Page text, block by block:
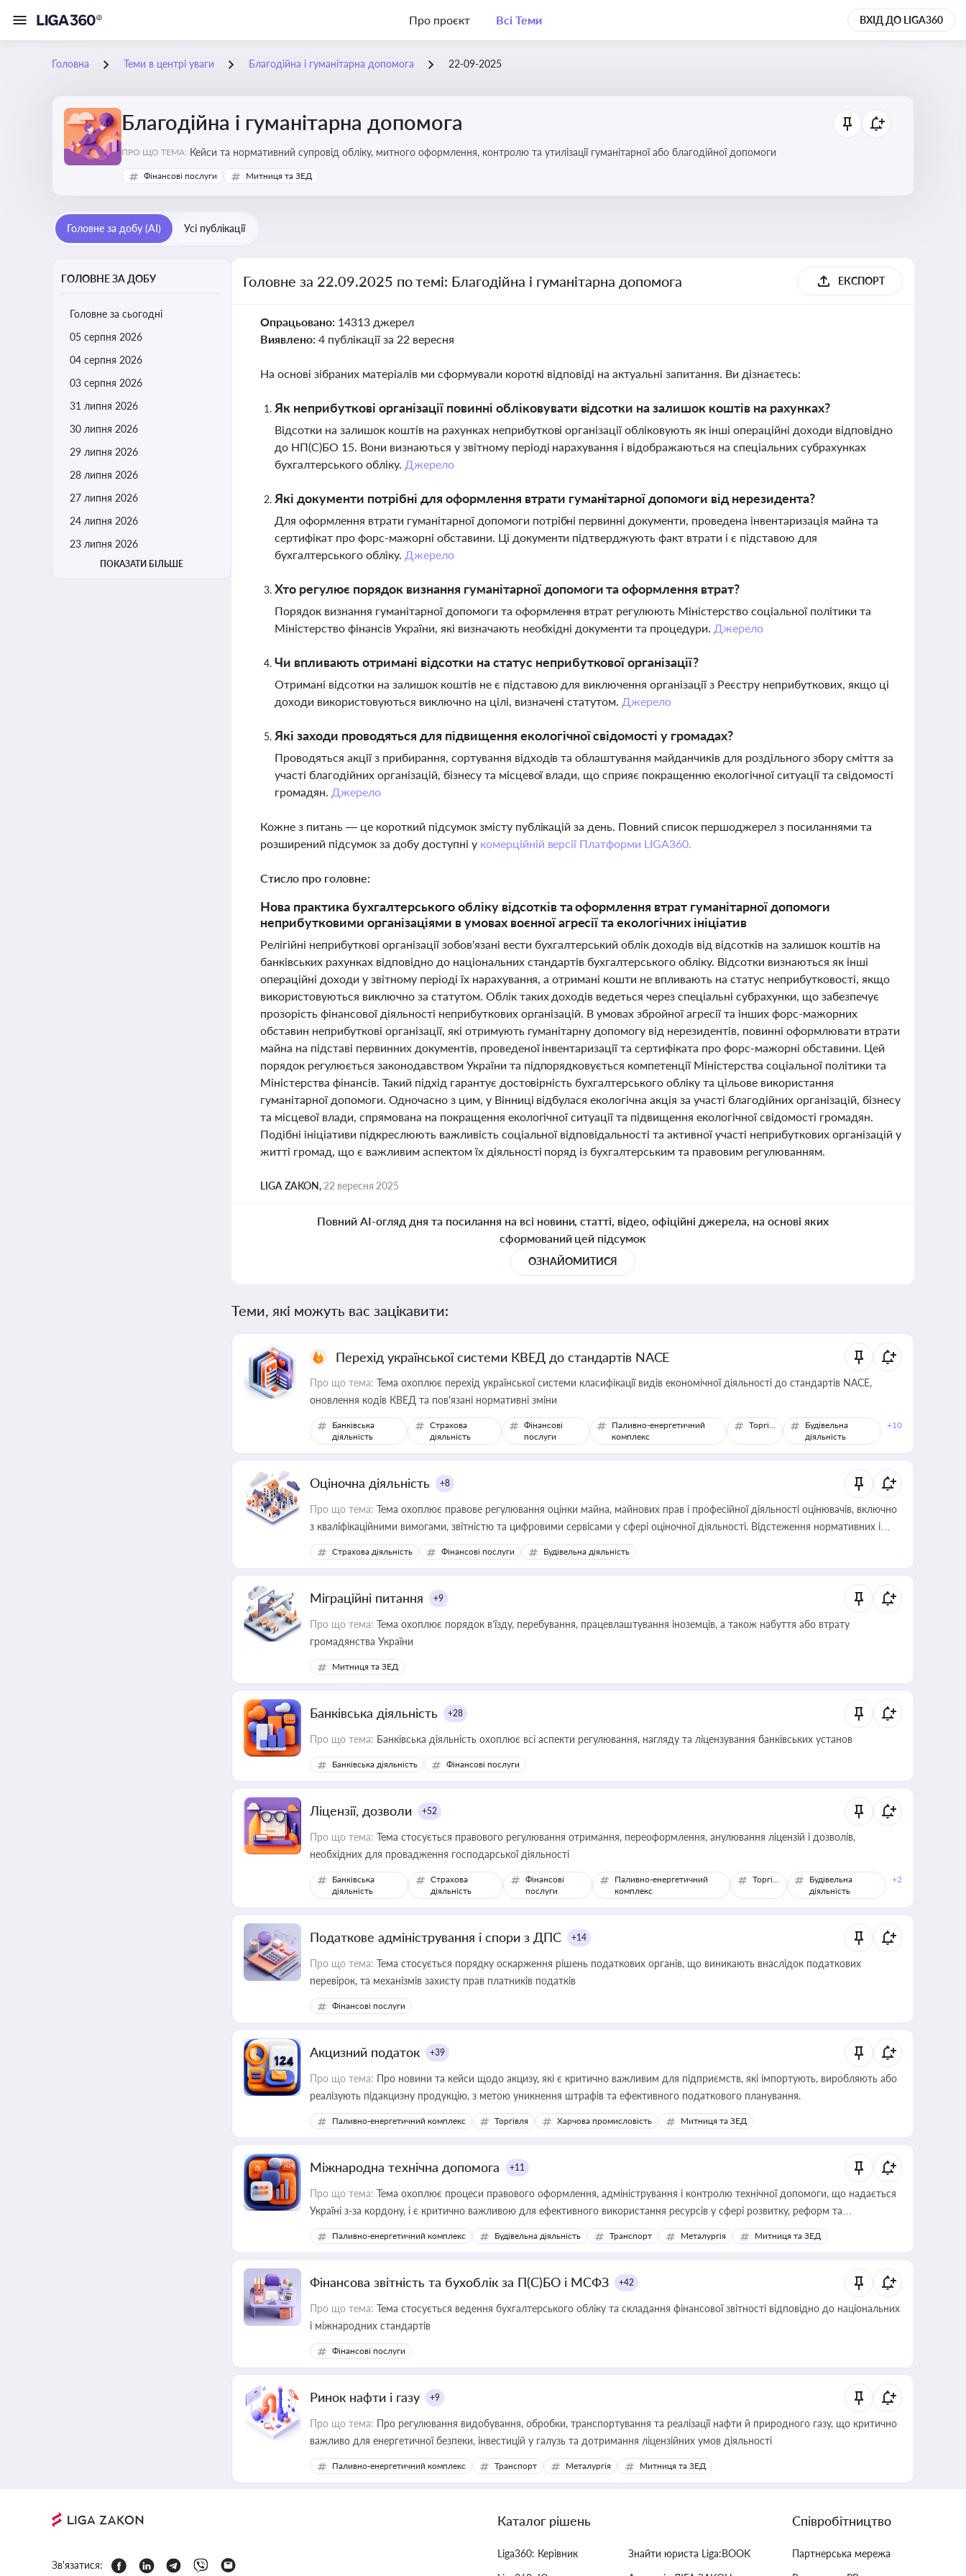
Про проєкт Всі Теми ВХІД ДО LIGA360
Головна Теми в центрі уваги Благодійна і гуманітарна допомога 22-09-2025
Благодійна і гуманітарна допомога
ПРО ЩО ТЕМА: Кейси та нормативний супровід обліку, митного оформлення, контролю та утилізації гуманітарної або благодійної допомоги
Фінансові послуги Митниця та ЗЕД
Головне за добу (AI) Усі публікації
ГОЛОВНЕ ЗА ДОБУ
Головне за сьогодні
05 серпня 2026
04 серпня 2026
03 серпня 2026
31 липня 2026
30 липня 2026
29 липня 2026
28 липня 2026
27 липня 2026
24 липня 2026
23 липня 2026
ПОКАЗАТИ БІЛЬШЕ
Головне за 22.09.2025 по темі: Благодійна і гуманітарна допомога ЕКСПОРТ
Опрацьовано: 14313 джерел
Виявлено: 4 публікації за 22 вересня
На основі зібраних матеріалів ми сформували короткі відповіді на актуальні запитання. Ви дізнаєтесь:
Як неприбуткові організації повинні обліковувати відсотки на залишок коштів на рахунках?
Відсотки на залишок коштів на рахунках неприбуткові організації обліковують як інші операційні доходи відповідно
до НП(С)БО 15. Вони визнаються у звітному періоді нарахування і відображаються на спеціальних субрахунках
бухгалтерського обліку. Джерело
Які документи потрібні для оформлення втрати гуманітарної допомоги від нерезидента?
Для оформлення втрати гуманітарної допомоги потрібні первинні документи, проведена інвентаризація майна та
сертифікат про форс-мажорні обставини. Ці документи підтверджують факт втрати і є підставою для
бухгалтерського обліку. Джерело
Хто регулює порядок визнання гуманітарної допомоги та оформлення втрат?
Порядок визнання гуманітарної допомоги та оформлення втрат регулюють Міністерство соціальної політики та
Міністерство фінансів України, які визначають необхідні документи та процедури. Джерело
Чи впливають отримані відсотки на статус неприбуткової організації?
Отримані відсотки на залишок коштів не є підставою для виключення організації з Реєстру неприбуткових, якщо ці
доходи використовуються виключно на цілі, визначені статутом. Джерело
Які заходи проводяться для підвищення екологічної свідомості у громадах?
Проводяться акції з прибирання, сортування відходів та облаштування майданчиків для роздільного збору сміття за
участі благодійних організацій, бізнесу та місцевої влади, що сприяє покращенню екологічної ситуації та свідомості
громадян. Джерело
Кожне з питань — це короткий підсумок змісту публікацій за день. Повний список першоджерел з посиланнями та
розширений підсумок за добу доступні у комерційній версії Платформи LIGA360.
Стисло про головне:
Нова практика бухгалтерського обліку відсотків та оформлення втрат гуманітарної допомоги
неприбутковими організаціями в умовах воєнної агресії та екологічних ініціатив
Релігійні неприбуткові організації зобов'язані вести бухгалтерський облік доходів від відсотків на залишок коштів на
банківських рахунках відповідно до національних стандартів бухгалтерського обліку. Відсотки визнаються як інші
операційні доходи у звітному періоді їх нарахування, а отримані кошти не впливають на статус неприбутковості, якщо
використовуються виключно за статутом. Облік таких доходів ведеться через спеціальні субрахунки, що забезпечує
прозорість фінансової діяльності неприбуткових організацій. В умовах збройної агресії та інших форс-мажорних
обставин неприбуткові організації, які отримують гуманітарну допомогу від нерезидентів, повинні оформлювати втрати
майна на підставі первинних документів, проведеної інвентаризації та сертифіката про форс-мажорні обставини. Цей
порядок регулюється законодавством України та підпорядковується компетенції Міністерства соціальної політики та
Міністерства фінансів. Такий підхід гарантує достовірність бухгалтерського обліку та цільове використання
гуманітарної допомоги. Одночасно з цим, у Вінниці відбулася екологічна акція за участі благодійних організацій, бізнесу
та місцевої влади, спрямована на покращення екологічної ситуації та підвищення екологічної свідомості громадян.
Подібні ініціативи підкреслюють важливість соціальної відповідальності та активної участі неприбуткових організацій у
житті громад, що є важливим аспектом їх діяльності поряд із бухгалтерським та правовим регулюванням.
LIGA ZAKON, 22 вересня 2025
Повний AI-огляд дня та посилання на всі новини, статті, відео, офіційні джерела, на основі яких
сформований цей підсумок
ОЗНАЙОМИТИСЯ
Теми, які можуть вас зацікавити:
Перехід української системи КВЕД до стандартів NACE
Про що тема: Тема охоплює перехід української системи класифікації видів економічної діяльності до стандартів NACE,
оновлення кодів КВЕД та пов'язані нормативні зміни
Банківська
діяльність
Страхова
діяльність
Фінансові
послуги
Паливно-енергетичний
комплекс
Торгівля
Будівельна
діяльність
+10
Оціночна діяльність +8
Про що тема: Тема охоплює правове регулювання оцінки майна, майнових прав і професійної діяльності оцінювачів, включно
з кваліфікаційними вимогами, звітністю та цифровими сервісами у сфері оціночної діяльності. Відстеження нормативних і
медійних змін у цій сфері корисне для власника бізнесу, керівника, юриста або бухгалтера під час оподаткування,
приватизації, оренди державного майна, корпоративних угод і перевірки статусу суб'єктів оціночної діяльності
Страхова діяльність Фінансові послуги Будівельна діяльність
Міграційні питання +9
Про що тема: Тема охоплює порядок в’їзду, перебування, працевлаштування іноземців, а також набуття або втрату
громадянства України
Митниця та ЗЕД
Банківська діяльність +28
Про що тема: Банківська діяльність охоплює всі аспекти регулювання, нагляду та ліцензування банківських установ
Банківська діяльність Фінансові послуги
Ліцензії, дозволи +52
Про що тема: Тема стосується правового регулювання отримання, переоформлення, анулювання ліцензій і дозволів,
необхідних для провадження господарської діяльності
Банківська
діяльність
Страхова
діяльність
Фінансові
послуги
Паливно-енергетичний
комплекс
Торгівля
Будівельна
діяльність
+2
Податкове адміністрування і спори з ДПС +14
Про що тема: Тема стосується порядку оскарження рішень податкових органів, що виникають внаслідок податкових
перевірок, та механізмів захисту прав платників податків
Фінансові послуги
Акцизний податок +39
Про що тема: Про новини та кейси щодо акцизу, які є критично важливим для підприємств, які імпортують, виробляють або
реалізують підакцизну продукцію, з метою уникнення штрафів та ефективного податкового планування.
Паливно-енергетичний комплекс Торгівля Харчова промисловість Митниця та ЗЕД
Міжнародна технічна допомога +11
Про що тема: Тема охоплює процеси правового оформлення, адміністрування і контролю технічної допомоги, що надається
Україні з-за кордону, і є критично важливою для ефективного використання ресурсів у сфері розвитку, реформ та
інфраструктурних проєктів
Паливно-енергетичний комплекс Будівельна діяльність Транспорт Металургія Митниця та ЗЕД
Фінансова звітність та бухоблік за П(С)БО і МСФЗ +42
Про що тема: Тема стосується ведення бухгалтерського обліку та складання фінансової звітності відповідно до національних
і міжнародних стандартів
Фінансові послуги
Ринок нафти і газу +9
Про що тема: Про регулювання видобування, обробки, транспортування та реалізації нафти й природного газу, що критично
важливо для енергетичної безпеки, інвестицій у галузь та дотримання ліцензійних умов діяльності
Паливно-енергетичний комплекс Транспорт Металургія Митниця та ЗЕД
Зв'язатися:
Каталог рішень
Liga360: Керівник
Знайти юриста Liga:BOOK
Співробітництво
Партнерська мережа